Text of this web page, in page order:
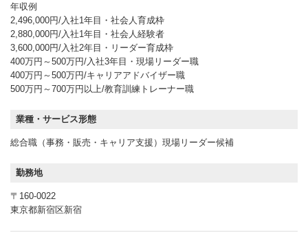
年収例
2,496,000円/入社1年目・社会人育成枠
2,880,000円/入社1年目・社会人経験者
3,600,000円/入社2年目・リーダー育成枠
400万円～500万円/入社3年目・現場リーダー職
400万円～500万円/キャリアアドバイザー職
500万円～700万円以上/教育訓練トレーナー職
業種・サービス形態
総合職（事務・販売・キャリア支援）現場リーダー候補
勤務地
〒160-0022
東京都新宿区新宿